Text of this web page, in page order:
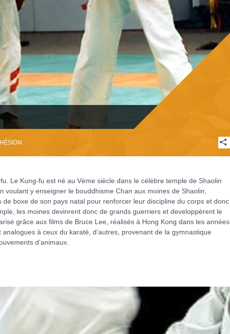
Le Kung-fu est né au Vème siècle dans le célèbre temple de Shaolin
voulant y enseigner le bouddhisme Chan aux moines de Shaolin,
boxe de son pays natal pour renforcer leur discipline du corps et donc
les moines devinrent donc de grands guerriers et developpèrent le
grâce aux films de Bruce Lee, réalisés à Hong Kong dans les années
à ceux du karaté, d’autres, provenant de la gymnastique
d’animaux.